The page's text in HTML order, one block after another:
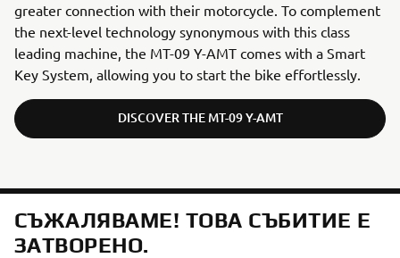
greater connection with their motorcycle. To complement
the next-level technology synonymous with this class
leading machine, the MT-09 Y-AMT comes with a Smart
Key System, allowing you to start the bike effortlessly.
DISCOVER THE MT-09 Y-AMT
СЪЖАЛЯВАМЕ! ТОВА СЪБИТИЕ Е
ЗАТВОРЕНО.